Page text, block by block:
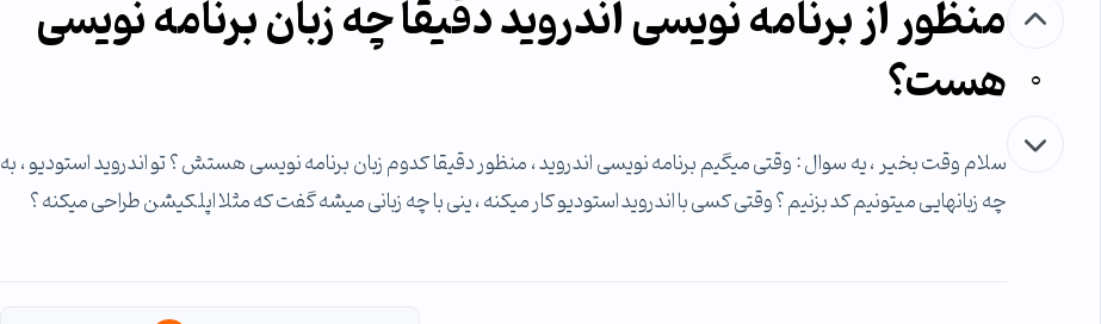
0
منظور از برنامه نویسی اندروید دقیقا چه زبان برنامه نویسی
هست؟
سلام وقت بخیر ، یه سوال : وقتی میگیم برنامه نویسی اندروید ، منظور دقیقا کدوم زبان برنامه نویسی هستش ؟ تو اندروید استودیو ، به
چه زبانهایی میتونیم کد بزنیم ؟ وقتی کسی با اندروید استودیو کار میکنه ، ینی با چه زبانی میشه گفت که مثلا اپلکیشن طراحی میکنه ؟